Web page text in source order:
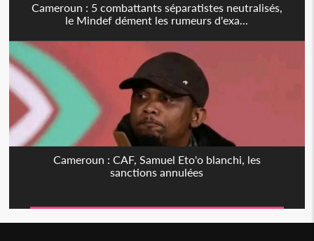
Cameroun : 5 combattants séparatistes neutralisés,
le Mindef dément les rumeurs d'exa...
Cameroun : CAF, Samuel Eto'o blanchi, les
sanctions annulées